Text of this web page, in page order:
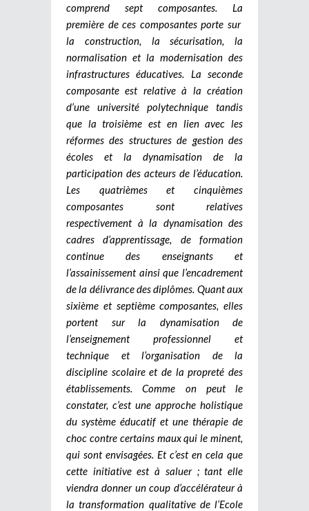
comprend sept composantes. La
première de ces composantes porte sur
la construction, la sécurisation, la
normalisation et la modernisation des
infrastructures éducatives. La seconde
composante est relative à la création
d’une université polytechnique tandis
que la troisième est en lien avec les
réformes des structures de gestion des
écoles et la dynamisation de la
participation des acteurs de l’éducation.
Les quatrièmes et cinquièmes
composantes sont relatives
respectivement à la dynamisation des
cadres d’apprentissage, de formation
continue des enseignants et
l’assainissement ainsi que l’encadrement
de la délivrance des diplômes. Quant aux
sixième et septième composantes, elles
portent sur la dynamisation de
l’enseignement professionnel et
technique et l’organisation de la
discipline scolaire et de la propreté des
établissements. Comme on peut le
constater, c’est une approche holistique
du système éducatif et une thérapie de
choc contre certains maux qui le minent,
qui sont envisagées. Et c’est en cela que
cette initiative est à saluer ; tant elle
viendra donner un coup d’accélérateur à
la transformation qualitative de l’Ecole